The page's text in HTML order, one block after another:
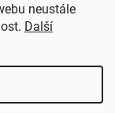
neustále
Další